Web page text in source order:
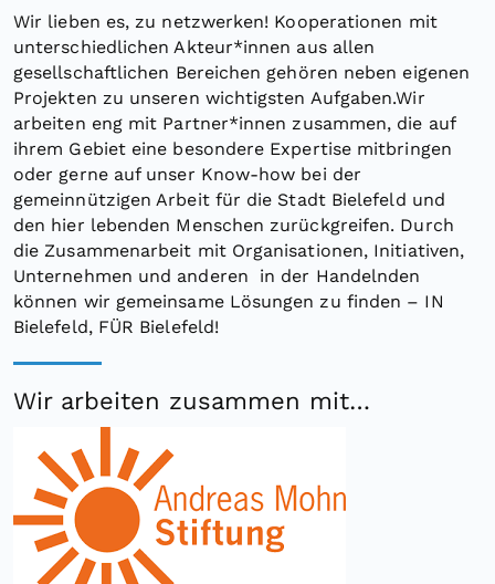
Wir lieben es, zu netzwerken! Kooperationen mit
unterschiedlichen Akteur*innen aus allen
gesellschaftlichen Bereichen gehören neben eigenen
Projekten zu unseren wichtigsten Aufgaben.Wir
arbeiten eng mit Partner*innen zusammen, die auf
ihrem Gebiet eine besondere Expertise mitbringen
oder gerne auf unser Know-how bei der
gemeinnützigen Arbeit für die Stadt Bielefeld und
den hier lebenden Menschen zurückgreifen. Durch
die Zusammenarbeit mit Organisationen, Initiativen,
Unternehmen und anderen in der Handelnden
können wir gemeinsame Lösungen zu finden – IN
Bielefeld, FÜR Bielefeld!
Wir arbeiten zusammen mit…